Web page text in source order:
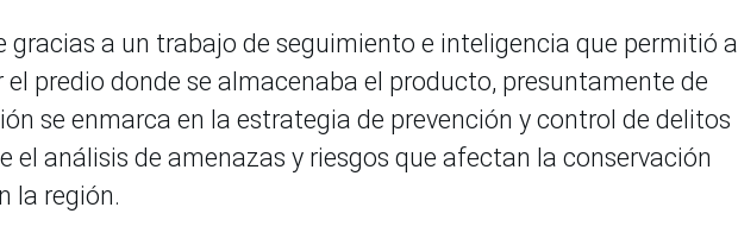
gracias a un trabajo de seguimiento e inteligencia que permitió a
predio donde se almacenaba el producto, presuntamente de
se enmarca en la estrategia de prevención y control de delitos
el análisis de amenazas y riesgos que afectan la conservación
la región.